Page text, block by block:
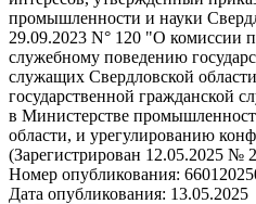
промышленности и науки
29.09.2023 N° 120 "О комиссии
служебному поведению
служащих Свердловской
государственной гражданской
в Министерстве
области, и урегулированию
(Зарегистрирован 12.05.2025 №
Номер опубликования:
Дата опубликования: 13.05.2025